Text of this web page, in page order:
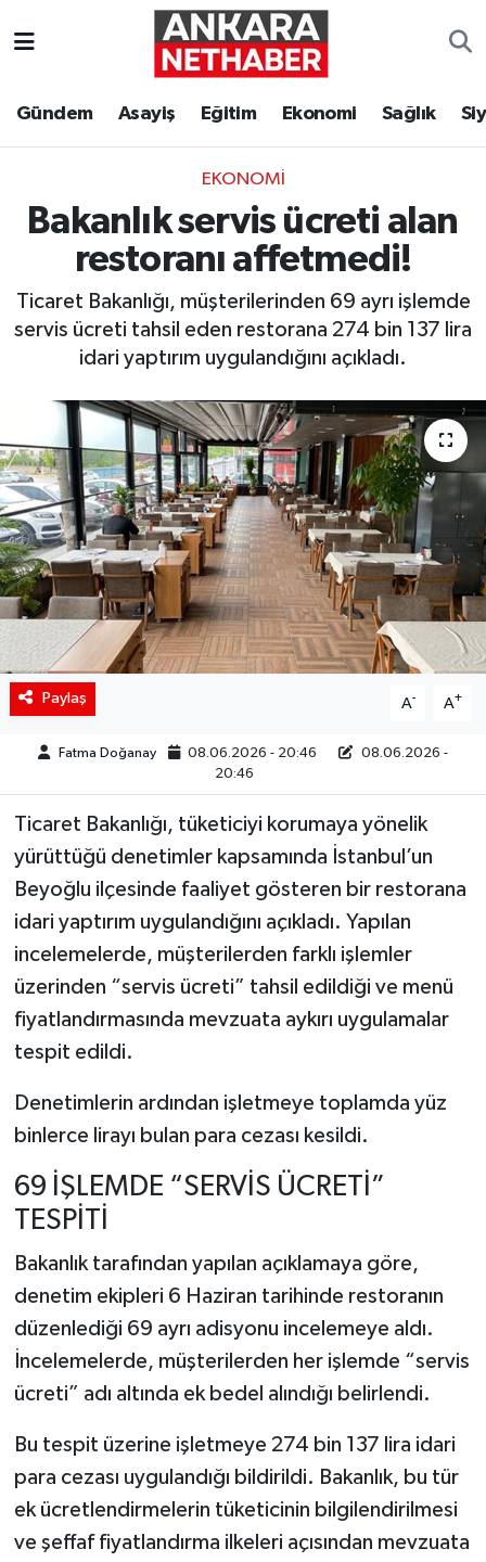
Gündem Asayiş Eğitim Ekonomi Sağlık
EKONOMI
Bakanlık servis ücreti alan
restoranı affetmedi!
Ticaret Bakanlığı, müşterilerinden 69 ayrı işlemde
servis ücreti tahsil eden restorana 274 bin 137 lira
idari yaptırım uygulandığını açıkladı.
Paylaş A- A+
Fatma Doğanay 08.06.2026 - 20:46
08.06.2026 -
20:46
Ticaret Bakanlığı, tüketiciyi korumaya yönelik
yürüttüğü denetimler kapsamında İstanbul’un
Beyoğlu ilçesinde faaliyet gösteren bir restorana
idari yaptırım uygulandığını açıkladı. Yapılan
incelemelerde, müşterilerden farklı işlemler
üzerinden “servis ücreti” tahsil edildiği ve menü
fiyatlandırmasında mevzuata aykırı uygulamalar
tespit edildi.
Denetimlerin ardından işletmeye toplamda yüz
binlerce lirayı bulan para cezası kesildi.
69 İŞLEMDE “SERVİS ÜCRETİ”
TESPİTİ
Bakanlık tarafından yapılan açıklamaya göre,
denetim ekipleri 6 Haziran tarihinde restoranın
düzenlediği 69 ayrı adisyonu incelemeye aldı.
İncelemelerde, müşterilerden her işlemde “servis
ücreti” adı altında ek bedel alındığı belirlendi.
Bu tespit üzerine işletmeye 274 bin 137 lira idari
para cezası uygulandığı bildirildi. Bakanlık, bu tür
ek ücretlendirmelerin tüketicinin bilgilendirilmesi
ve şeffaf fiyatlandırma ilkeleri açısından mevzuata
Ekonomi
Gündem
Kim Kimdir Nereli
Resmi İlanlar
Sağlık
Siyaset
Spor
Teknoloji
Yaşam
Ankara Hava Durumu
Tüm Manşetler
Son Dakika Haberleri
Haber Arşivi